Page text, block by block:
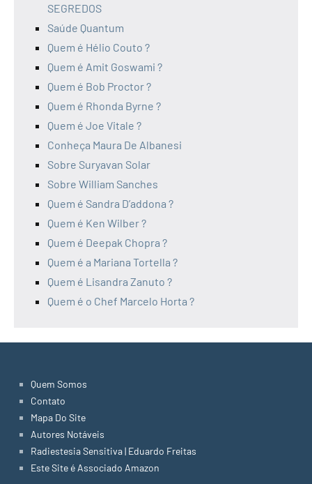
SEGREDOS
Saúde Quantum
Quem é Hélio Couto ?
Quem é Amit Goswami ?
Quem é Bob Proctor ?
Quem é Rhonda Byrne ?
Quem é Joe Vitale ?
Conheça Maura De Albanesi
Sobre Suryavan Solar
Sobre William Sanches
Quem é Sandra D’addona ?
Quem é Ken Wilber ?
Quem é Deepak Chopra ?
Quem é a Mariana Tortella ?
Quem é Lisandra Zanuto ?
Quem é o Chef Marcelo Horta ?
Quem Somos
Contato
Mapa Do Site
Autores Notáveis
Radiestesia Sensitiva | Eduardo Freitas
Este Site é Associado Amazon